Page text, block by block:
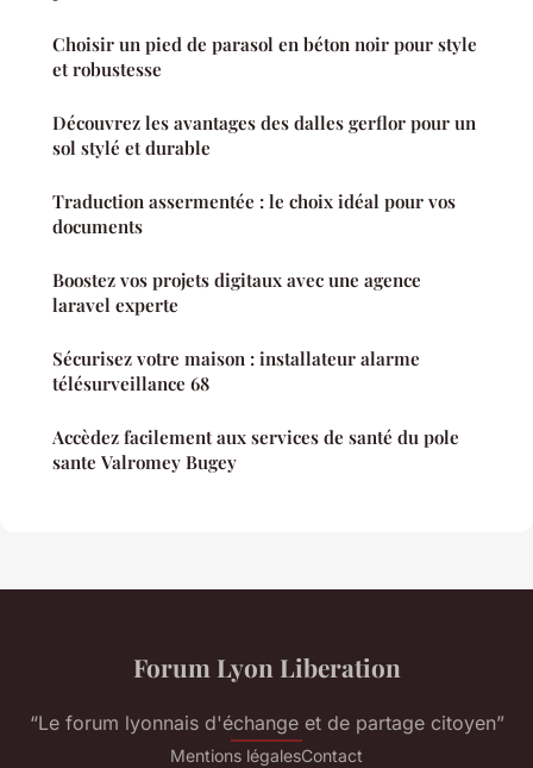
Choisir un pied de parasol en béton noir pour style
et robustesse
Découvrez les avantages des dalles gerflor pour un
sol stylé et durable
Traduction assermentée : le choix idéal pour vos
documents
Boostez vos projets digitaux avec une agence
laravel experte
Sécurisez votre maison : installateur alarme
télésurveillance 68
Accèdez facilement aux services de santé du pole
sante Valromey Bugey
Forum Lyon Liberation
“Le forum lyonnais d'échange et de partage citoyen”
Mentions légalesContact